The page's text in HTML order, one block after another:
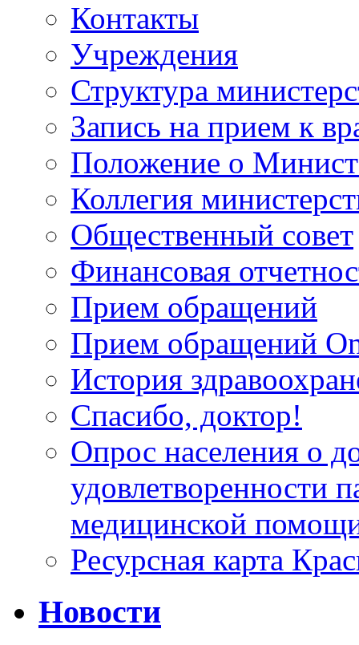
Контакты
Учреждения
Структура
Запись на прием к
Положение о
Коллегия
Общественный совет
Финансовая
Прием обращений
Прием обращений
История
Спасибо, доктор!
Опрос населения о
удовлетворенности
медицинской
Ресурсная карта
Новости